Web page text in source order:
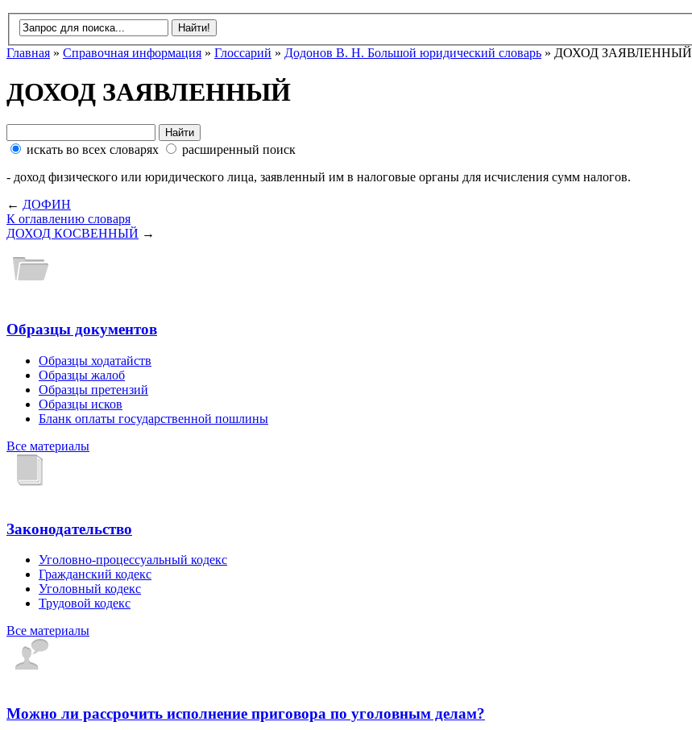
Главная » Справочная информация » Глоссарий » Додонов В. Н. Большой юридический словарь » ДОХОД ЗАЯВЛЕННЫЙ
ДОХОД ЗАЯВЛЕННЫЙ
искать во всех словарях
расширенный поиск
- доход физического или юридического лица, заявленный им в налоговые органы для исчисления сумм налогов.
← ДОФИН
К оглавлению словаря
ДОХОД КОСВЕННЫЙ →
Образцы документов
Образцы ходатайств
Образцы жалоб
Образцы претензий
Образцы исков
Бланк оплаты государственной пошлины
Все материалы
Законодательство
Уголовно-процессуальный кодекс
Гражданский кодекс
Уголовный кодекс
Трудовой кодекс
Все материалы
Можно ли рассрочить исполнение приговора по уголовным делам?